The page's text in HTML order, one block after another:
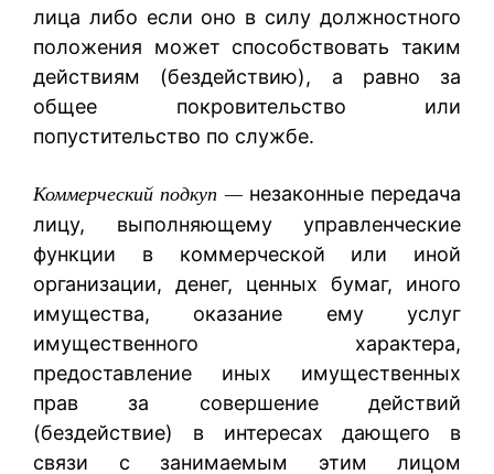
лица либо если оно в силу должностного
положения может способствовать таким
действиям (бездействию), а равно за
общее покровительство или
попустительство по службе.
Коммерческий подкуп —незаконные передача
лицу, выполняющему управленческие
функции в коммерческой или иной
организации, денег, ценных бумаг, иного
имущества, оказание ему услуг
имущественного характера,
предоставление иных имущественных
прав за совершение действий
(бездействие) в интересах дающего в
связи с занимаемым этим лицом